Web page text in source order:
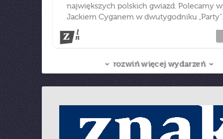
największych polskich gwiazd. Polecamy
Jackiem Cyganem w dwutygodniku „Party".
rozwiń więcej wydarzeń